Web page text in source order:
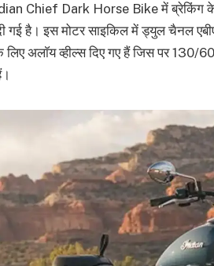
Chief Dark Horse Bike में ब्रेकिंग
गई है। इस मोटर साइकिल में ड्युल चैनल
लिए अलाॅय व्हील्स दिए गए हैं जिस पर